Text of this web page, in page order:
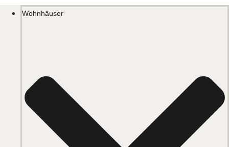
Wohnhäuser